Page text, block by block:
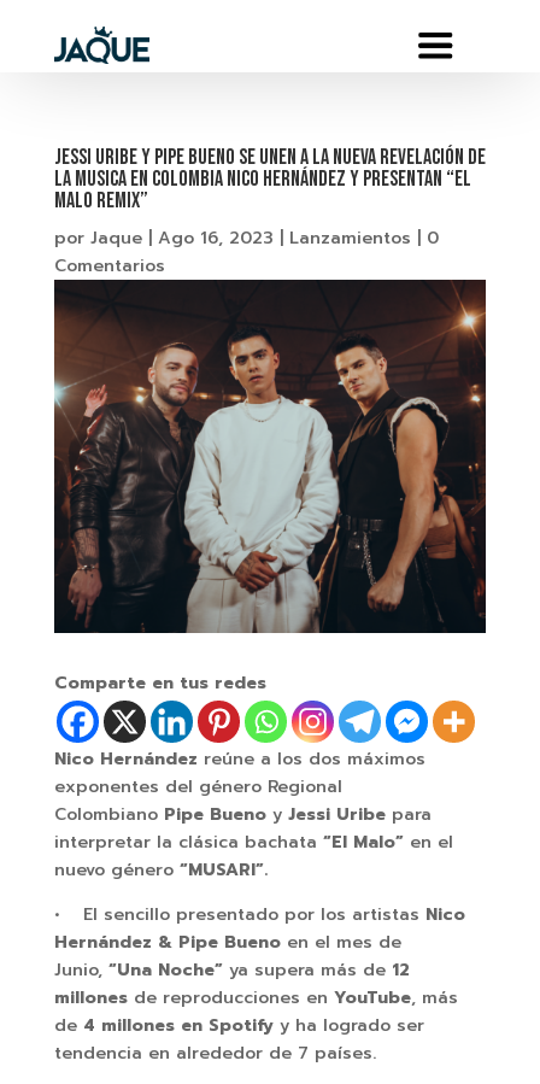
Jessi Uribe y Pipe Bueno se unen a la nueva revelación de
la musica en Colombia Nico Hernández y presentan “El
Malo Remix”
por Jaque| Ago 16, 2023 Lanzamientos
0
Comentarios
Comparte en tus redes
Nico Hernández reúne a los dos máximos
exponentes del género Regional
Colombiano Pipe Buenoy Jessi Uribepara
interpretar la clásica bachata “El Malo”en el
nuevo género “MUSARI”.
• El sencillo presentado por los artistas Nico
Hernández & Pipe Buenoen el mes de
Junio, “Una Noche”ya supera más de 12
millonesde reproducciones en YouTube, más
de 4 millones en Spotifyy ha logrado ser
tendencia en alrededor de 7 países.